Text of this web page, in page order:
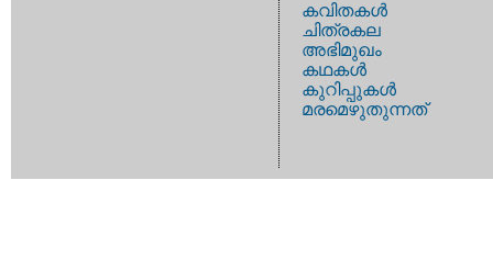
കവിതകള്‍
ചിത്രകല
അഭിമുഖം
കഥകള്‍
കുറിപ്പുകള്‍
മരമെഴുതുന്നത്